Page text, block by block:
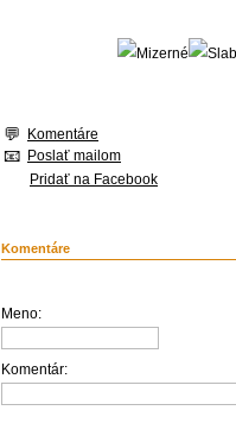
Komentáre
Poslať mailom
Pridať na Facebook
Komentáre
Meno:
Komentár: